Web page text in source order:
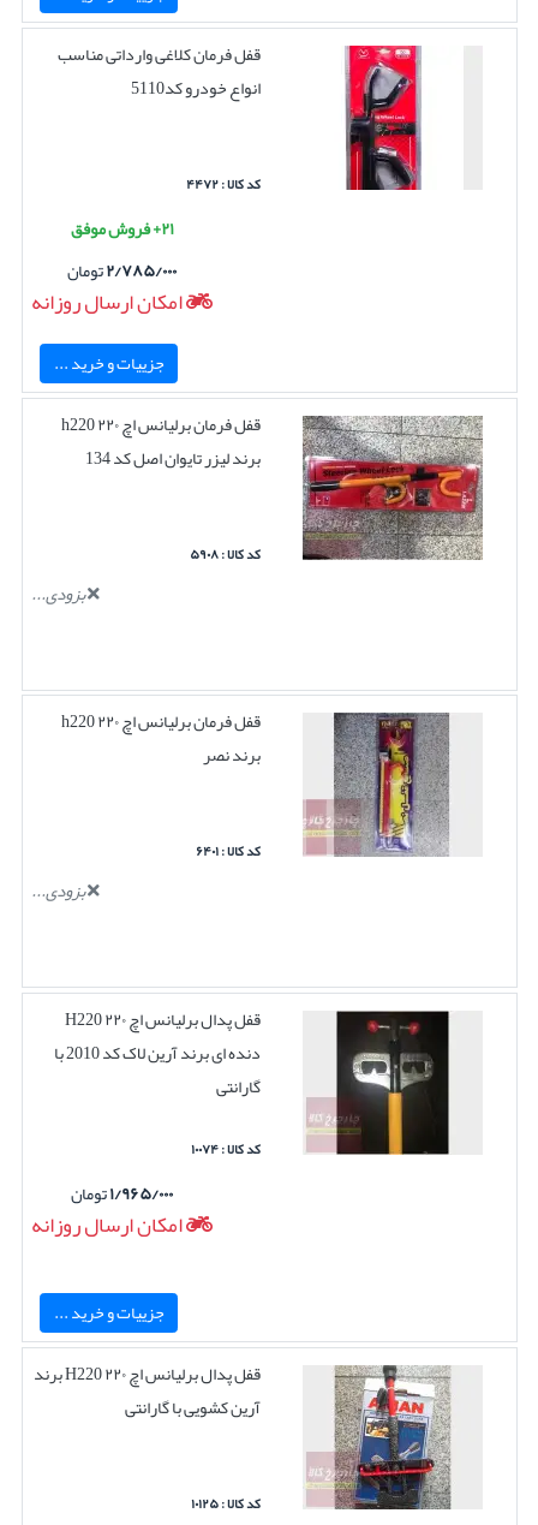
قفل فرمان کلاغی وارداتی مناسب
انواع خودرو کد5110
کد کالا : ۴۴۷۲
۲۱+ فروش موفق
۲/۷۸۵/۰۰۰تومان
امکان ارسال روزانه
جزییات و خرید ...
قفل فرمان برلیانس اچ ۲۲۰ h220
برند لیزر تایوان اصل کد 134
کد کالا : ۵۹۰۸
بزودی...
قفل فرمان برلیانس اچ ۲۲۰ h220
برند نصر
کد کالا : ۶۴۰۱
بزودی...
قفل پدال برلیانس اچ ۲۲۰ H220
دنده ای برند آرین لاک کد 2010 با
گارانتی
کد کالا : ۱۰۰۷۴
۱/۹۶۵/۰۰۰تومان
امکان ارسال روزانه
جزییات و خرید ...
قفل پدال برلیانس اچ ۲۲۰ H220 برند
آرین کشویی با گارانتی
کد کالا : ۱۰۱۲۵